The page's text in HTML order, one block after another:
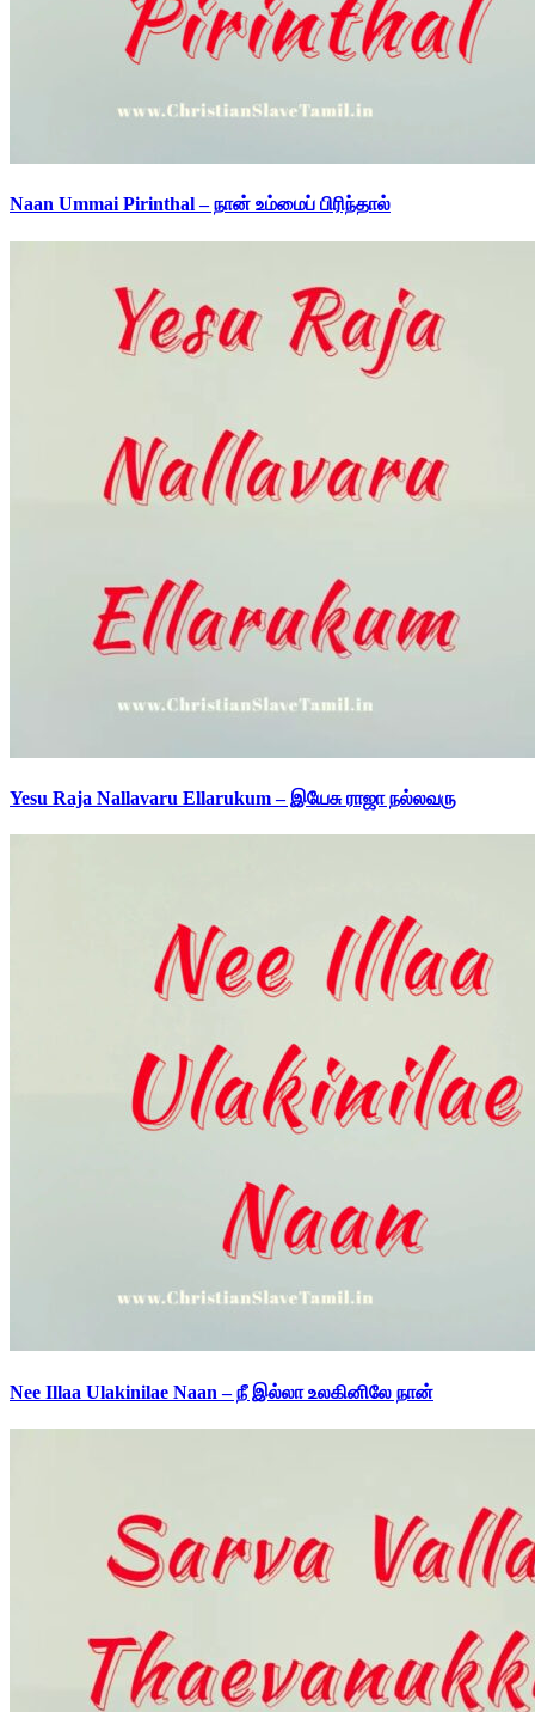
Naan Ummai Pirinthal – நான் உம்மைப் பிரிந்தால்
Yesu Raja Nallavaru Ellarukum – இயேசு ராஜா நல்லவரு
Nee Illaa Ulakinilae Naan – நீ இல்லா உலகினிலே நான்